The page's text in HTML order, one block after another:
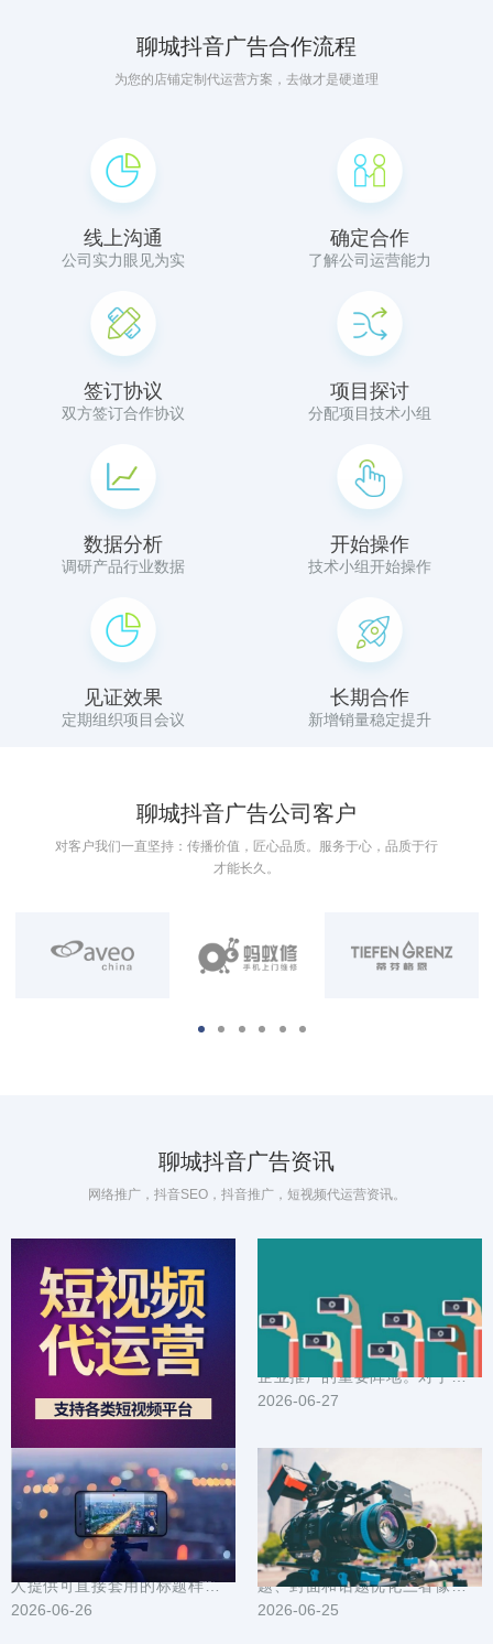
聊城抖音广告合作流程
为您的店铺定制代运营方案，去做才是硬道理
线上沟通
公司实力眼见为实
确定合作
了解公司运营能力
签订协议
双方签订合作协议
项目探讨
分配项目技术小组
数据分析
调研产品行业数据
开始操作
技术小组开始操作
见证效果
定期组织项目会议
长期合作
新增销量稳定提升
聊城抖音广告公司客户
对客户我们一直坚持：传播价值，匠心品质。服务于心，品质于行
才能长久。
聊城抖音广告资讯
网络推广，抖音SEO，抖音推广，短视频代运营资讯。
抖音广告在聊城的成功案例：创意与落地策略揭秘
在聊城这座节奏快、审美挑剔的
城市，抖音广告如何从创意出
发、一路落地到实际转化？本文
把一线案例拆成可复...
2026-06-28
聊城企业抖音推广方案_定制化内容营销_精准触达目标用户
在数字化营销时代，抖音已成为
企业推广的重要阵地。对于聊城
企业而言，如何利用抖音平台实
2026-06-27
本地引流利器：聊城抖音推广标题封面与素材模板大全
为在聊城做本地生意或个人号的
人提供可直接套用的标题样式、
封面设计要点和短视频素材模
2026-06-26
聊城抖音推广技巧汇总：短视频选题封面与话题优化
在聊城做抖音推广，短视频的选
题、封面和话题优化三者像发动
机的三个缸，缺一不可。文中整
2026-06-25